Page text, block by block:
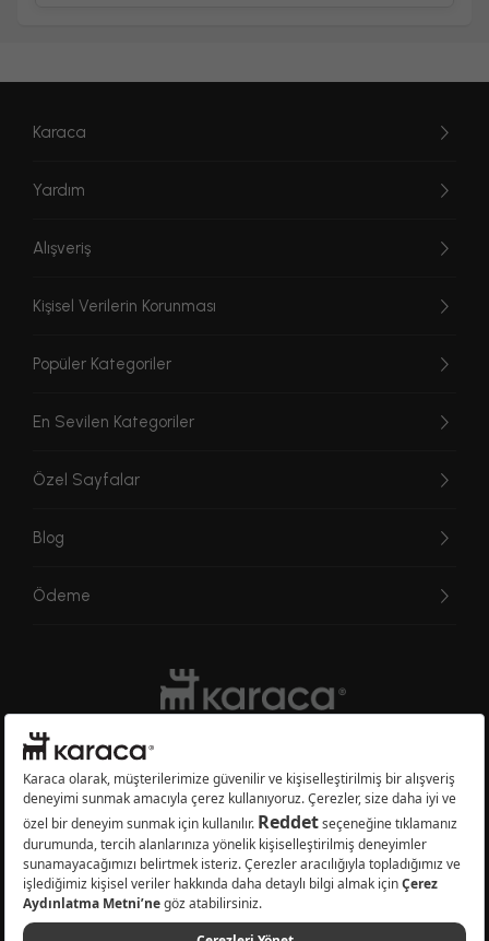
Karaca
Yardım
Alışveriş
Kişisel Verilerin Korunması
Popüler Kategoriler
En Sevilen Kategoriler
Özel Sayfalar
Blog
Ödeme
Websitesinde kullanılan bazı görseller yapay zekâ (AI) ile üretilmiştir.
Karaca.com © 2026 - Karaca Züccaciye A.Ş. Tüm hakları saklıdır.